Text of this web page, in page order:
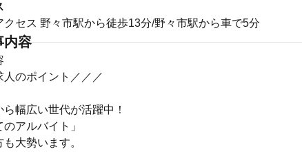
クセス 野々市駅から徒歩13分/野々市駅から車で5分
内容
人のポイント／／／
ら幅広い世代が活躍中！
のアルバイト」
も大勢います。